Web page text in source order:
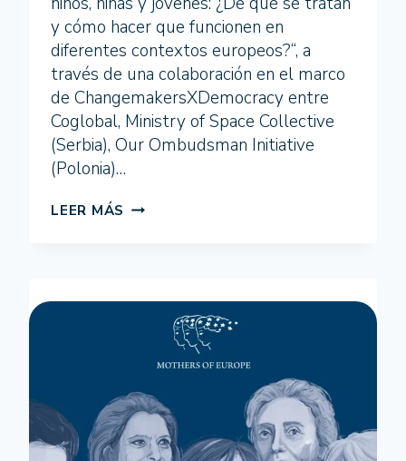
y cómo hacer que funcionen en
diferentes contextos europeos?“, a
través de una colaboración en el marco
de ChangemakersXDemocracy entre
Coglobal, Ministry of Space Collective
(Serbia), Our Ombudsman Initiative
(Polonia)…
LEER MÁS TALLER
Y
EXPERIENCIAS